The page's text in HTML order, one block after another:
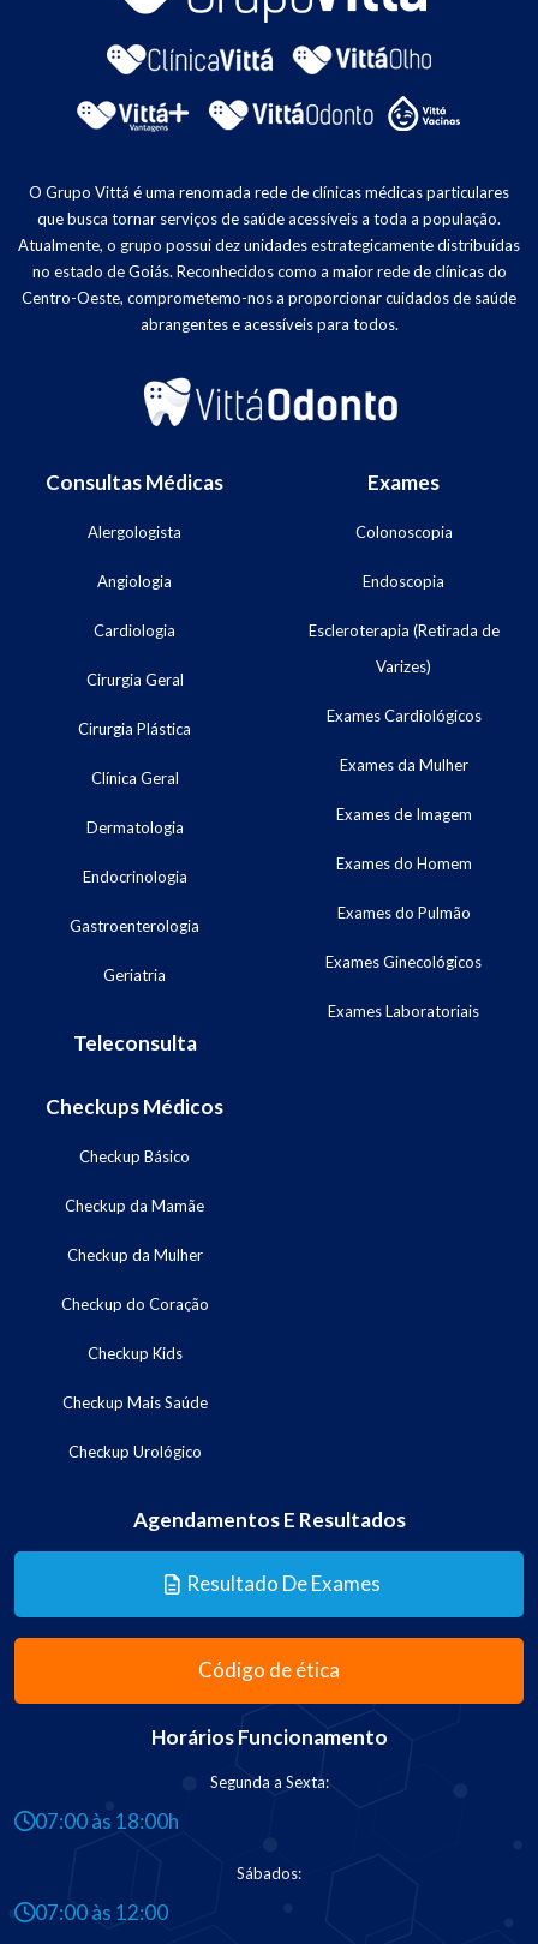
O Grupo Vittá é uma renomada rede de clínicas médicas particulares
que busca tornar serviços de saúde acessíveis a toda a população.
Atualmente, o grupo possui dez unidades estrategicamente distribuídas
no estado de Goiás. Reconhecidos como a maior rede de clínicas do
Centro-Oeste, comprometemo-nos a proporcionar cuidados de saúde
abrangentes e acessíveis para todos.
Consultas Médicas
Alergologista
Angiologia
Cardiologia
Cirurgia Geral
Cirurgia Plástica
Clínica Geral
Dermatologia
Endocrinologia
Gastroenterologia
Geriatria
Teleconsulta
Exames
Colonoscopia
Endoscopia
Escleroterapia (Retirada de
Varizes)
Exames Cardiológicos
Exames da Mulher
Exames de Imagem
Exames do Homem
Exames do Pulmão
Exames Ginecológicos
Exames Laboratoriais
Checkups Médicos
Checkup Básico
Checkup da Mamãe
Checkup da Mulher
Checkup do Coração
Checkup Kids
Checkup Mais Saúde
Checkup Urológico
Agendamentos E Resultados
Resultado De Exames
Código de ética
Horários Funcionamento
Segunda a Sexta:
07:00 às 18:00h
Sábados:
07:00 às 12:00